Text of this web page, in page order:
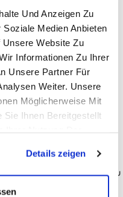
Und Anzeigen Zu
Medien Anbieten
Website Zu
Informationen Zu Ihrer
Unsere Partner Für
Weiter. Unsere
Möglicherweise Mit
Sie Ihnen Bereitgestellt
Details zeigen
Zurücksetzen, Wird
Für Ihre
Metadaten Auf
Weise Können Sie
Erkennen Und
Zu